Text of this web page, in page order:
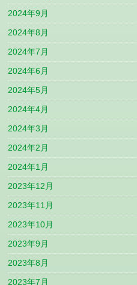
2024年9月
2024年8月
2024年7月
2024年6月
2024年5月
2024年4月
2024年3月
2024年2月
2024年1月
2023年12月
2023年11月
2023年10月
2023年9月
2023年8月
2023年7月